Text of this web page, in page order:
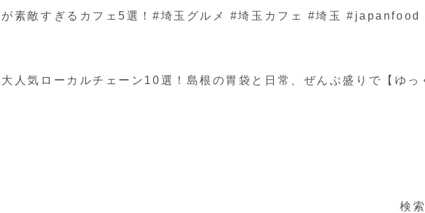
が素敵すぎるカフェ5選！#埼玉グルメ #埼玉カフェ #埼玉
人気ローカルチェーン10選！島根の胃袋と日常、ぜんぶ盛りで【ゆっ
検索